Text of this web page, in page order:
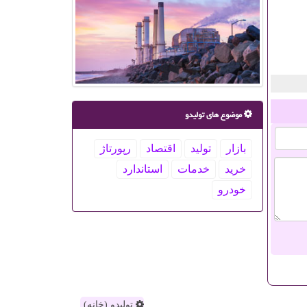
موضوع های تولیدو
بازار تولید اقتصاد
رپورتاژ
خرید
خدمات
استاندارد
خودرو
تولیدو (خانه)